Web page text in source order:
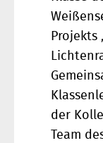
Projekts
der
Team